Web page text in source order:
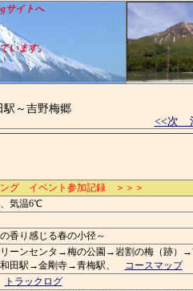
サイトへ
います。
～吉野梅郷
<<次
グ イベント参加記録 ＞＞＞
、気温6℃
香り感じる春の小径～
ーンセンタ→梅の公園→岩割の梅（跡）
和田駅→金剛寺→青梅駅、
コースマップ
トラックログ